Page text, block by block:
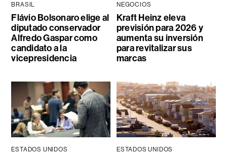
BRASIL
Flávio Bolsonaro elige al
diputado conservador
Alfredo Gaspar como
candidato a la
vicepresidencia
NEGOCIOS
Kraft Heinz eleva
previsión para 2026 y
aumenta su inversión
para revitalizar sus
marcas
ESTADOS UNIDOS ESTADOS UNIDOS